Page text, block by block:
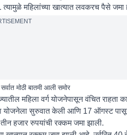
त्यामुळे महिलांच्या खात्यात लवकरच पैसे
मोठी बातमी आली समोर
महिला वर्ग योजनेपासून वंचित राहता
योजनेला सुरुवात केली आणि 17 ऑगस्ट पासून
हजार रुपयांची रक्कम जमा झाली.